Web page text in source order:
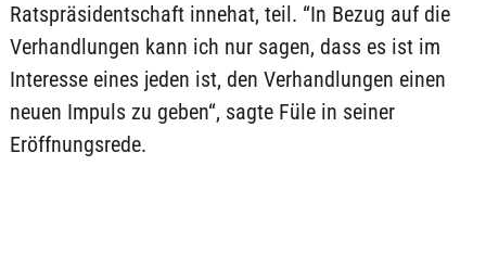
Ratspräsidentschaft innehat, teil. “In Bezug auf die
Verhandlungen kann ich nur sagen, dass es ist im
Interesse eines jeden ist, den Verhandlungen einen
neuen Impuls zu geben“, sagte Füle in seiner
Eröffnungsrede.